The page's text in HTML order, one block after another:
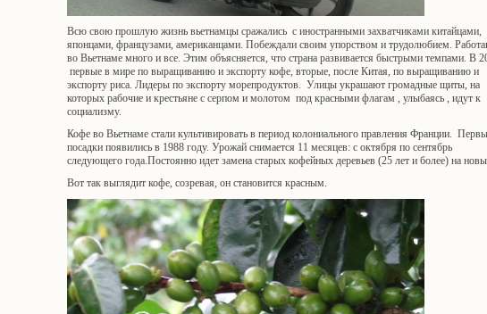
Всю свою прошлую жизнь вьетнамцы сражались с иностранными захватчиками китайцами,
японцами, французами, американцами. Побеждали своим упорством и трудолюбием.
во Вьетнаме много и все. Этим объясняется, что страна развивается быстрыми темпами. В
первые в мире по выращиванию и экспорту кофе, вторые, после Китая, по выращиванию и
экспорту риса. Лидеры по экспорту морепродуктов. Улицы украшают громадные щиты, на
которых рабочие и крестьяне с серпом и молотом под красными флагам , улыбаясь , идут к
социализму.
Кофе во Вьетнаме стали культивировать в период колониального правления Франции.
посадки появились в 1988 году. Урожай снимается 11 месяцев: с октября по сентябрь
следующего года.Постоянно идет замена старых кофейных деревьев (25 лет и более) на
Вот так выглядит кофе, созревая, он становится красным.